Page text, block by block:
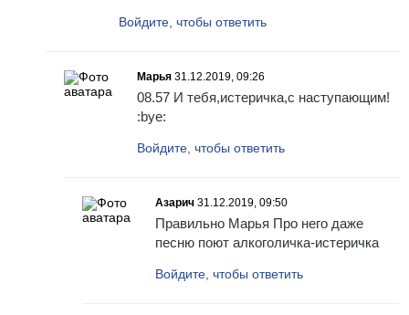
Войдите, чтобы ответить
Марья 31.12.2019, 09:26
08.57 И тебя,истеричка,с наступающим!
:bye:
Войдите, чтобы ответить
Азарич 31.12.2019, 09:50
Правильно Марья Про него даже
песню поют алкоголичка-истеричка
Войдите, чтобы ответить